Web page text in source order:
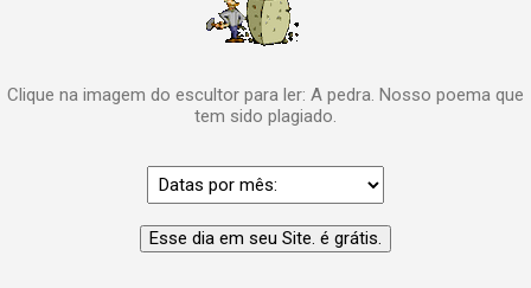
Clique na imagem do escultor para ler: A pedra. Nosso poema que
tem sido plagiado.